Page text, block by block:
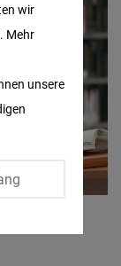
wir
Mehr
unsere